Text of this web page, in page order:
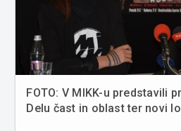
FOTO: V MIKK-u predstavili
Delu čast in oblast ter novi